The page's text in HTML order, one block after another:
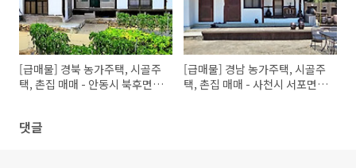
[급매물] 경북 농가주택, 시골주
택, 촌집 매매 - 안동시 북후면
천시 고경면 대성리, 예천군 감
[급매물] 경남 농가주택, 시골주
택, 촌집 매매 - 사천시 서포면
댓글